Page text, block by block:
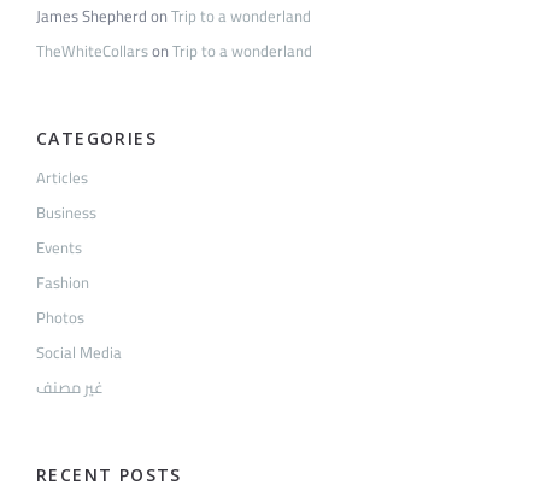
James ShepherdonTrip to a wonderland
TheWhiteCollarsonTrip to a wonderland
CATEGORIES
Articles
Business
Events
Fashion
Photos
Social Media
غير مصنف
RECENT POSTS